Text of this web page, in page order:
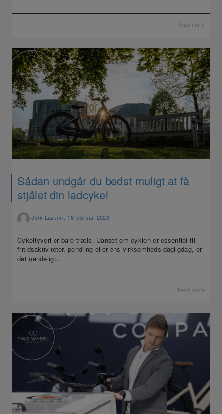
Read more
Sådan undgår du bedst muligt at få
stjålet din ladcykel
Jerk Lassen, 16 februar, 2023
Cykeltyveri er bare træls. Uanset om cyklen er essentiel til
fritidsaktiviteter, pendling eller ens virksomheds dagligdag, er
det uendeligt...
Read more